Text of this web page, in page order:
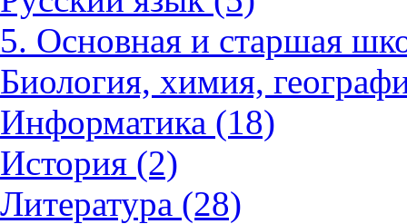
5. Основная и старшая
Биология, химия,
Информатика (18)
История (2)
Литература (28)